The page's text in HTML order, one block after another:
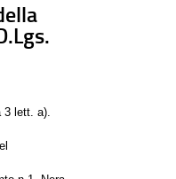
lett. a).